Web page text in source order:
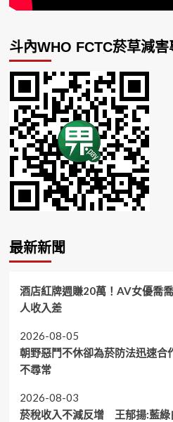
斗內WHO FCTC菸草減
最新新聞
酒店紅牌週賺20萬！AV女優喬
人收入差
2026-08-05
朝野惡鬥不休卻為菸防法迅速
不尋常
2026-08-03
菸稅收入不減反增 王郁揚:藍綠